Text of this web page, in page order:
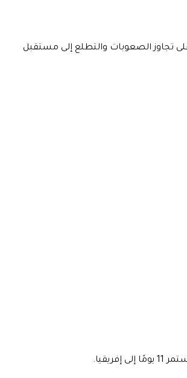
تجاوز الصعوبات والتطلع إلى مستقبل